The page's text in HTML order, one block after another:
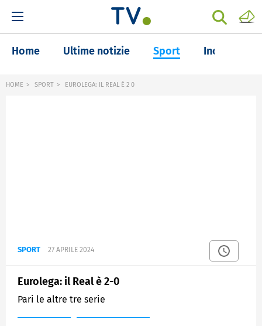
Home Ultime notizie Sport Inchieste
HOME SPORT EUROLEGA: IL REAL È 2 0
SPORT 27 APRILE 2024
Eurolega: il Real è 2-0
Pari le altre tre serie